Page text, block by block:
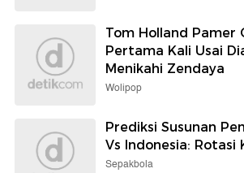
Tom Holland Pamer
Pertama Kali Usai
Menikahi Zendaya
Wolipop
Prediksi Susunan
Vs Indonesia: Rotasi
Sepakbola